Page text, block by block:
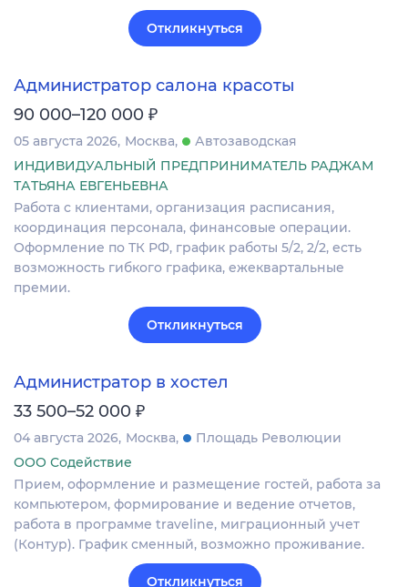
Откликнуться
Администратор салона красоты
90 000–120 000 ₽
05 августа 2026 Москва
Автозаводская
ИНДИВИДУАЛЬНЫЙ ПРЕДПРИНИМАТЕЛЬ РАДЖАМ
ТАТЬЯНА ЕВГЕНЬЕВНА
Работа с клиентами, организация расписания,
координация персонала, финансовые операции.
Оформление по ТК РФ, график работы 5/2, 2/2, есть
возможность гибкого графика, ежеквартальные
премии.
Откликнуться
Администратор в хостел
33 500–52 000 ₽
04 августа 2026 Москва
Площадь Революции
ООО Содействие
Прием, оформление и размещение гостей, работа за
компьютером, формирование и ведение отчетов,
работа в программе traveline, миграционный учет
(Контур). График сменный, возможно проживание.
Откликнуться